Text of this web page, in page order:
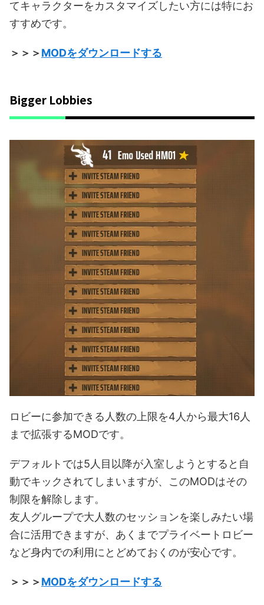
てキャラクターをカスタマイズしたい方には特にお
すすめです。
＞＞＞MODをダウンロードする
Bigger Lobbies
ロビーに参加できる人数の上限を4人から最大16人
まで拡張するMODです。
デフォルトでは5人目以降が入室しようとすると自
動でキックされてしまいますが、このMODはその
制限を解除します。
友人グループで大人数のセッションを楽しみたい場
合に活用できますが、あくまでプライベートロビー
など身内での利用にとどめておくのが安心です。
＞＞＞MODをダウンロードする